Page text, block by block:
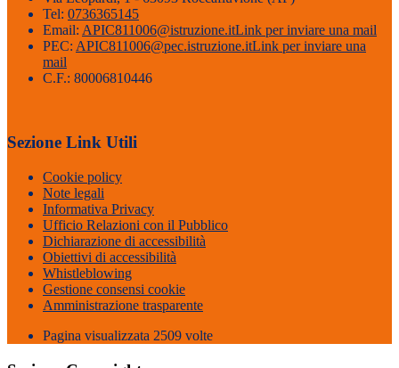
Tel: 0736365145
Email: APIC811006@istruzione.itLink per inviare una mail
PEC: APIC811006@pec.istruzione.itLink per inviare una
mail
C.F.: 80006810446
Sezione Link Utili
Cookie policy
Note legali
Informativa Privacy
Ufficio Relazioni con il Pubblico
Dichiarazione di accessibilità
Obiettivi di accessibilità
Whistleblowing
Gestione consensi cookie
Amministrazione trasparente
Pagina visualizzata 2509 volte